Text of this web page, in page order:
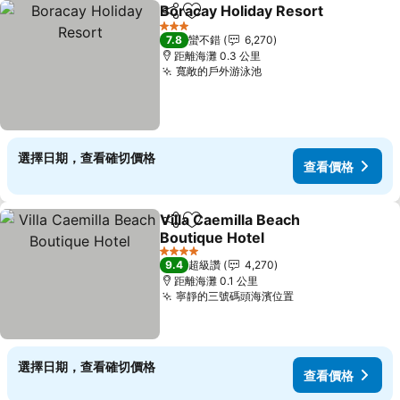
分享 加入我的最愛
Boracay Holiday Resort
3 星級
7.8 蠻不錯
6,270
距離海灘 0.3 公里
寬敞的戶外游泳池查看價格
選擇日期，查看確切價格
查看價格
分享 加入我的最愛
Villa Caemilla Beach
Boutique Hotel
查看價格
4 星級
9.4 超級讚
4,270
距離海灘 0.1 公里
寧靜的三號碼頭海濱位置查看價格
選擇日期，查看確切價格
查看價格